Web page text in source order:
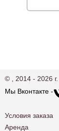
© , 2014 - 2026 г.
Мы Вконтакте -
Условия заказа
Аренда